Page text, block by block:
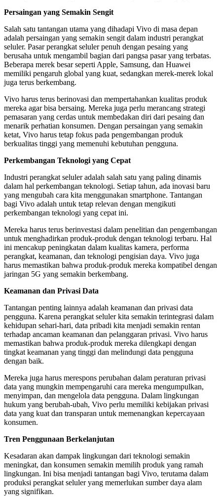
Persaingan yang Semakin Sengit
Salah satu tantangan utama yang dihadapi Vivo di masa depan
adalah persaingan yang semakin sengit dalam industri perangkat
seluler. Pasar perangkat seluler penuh dengan pesaing yang
berusaha untuk mengambil bagian dari pangsa pasar yang terbatas.
Beberapa merek besar seperti Apple, Samsung, dan Huawei
memiliki pengaruh global yang kuat, sedangkan merek-merek lokal
juga terus berkembang.
Vivo harus terus berinovasi dan mempertahankan kualitas produk
mereka agar bisa bersaing. Mereka juga perlu merancang strategi
pemasaran yang cerdas untuk membedakan diri dari pesaing dan
menarik perhatian konsumen. Dengan persaingan yang semakin
ketat, Vivo harus tetap fokus pada pengembangan produk
berkualitas tinggi yang memenuhi kebutuhan pengguna.
Perkembangan Teknologi yang Cepat
Industri perangkat seluler adalah salah satu yang paling dinamis
dalam hal perkembangan teknologi. Setiap tahun, ada inovasi baru
yang mengubah cara kita menggunakan smartphone. Tantangan
bagi Vivo adalah untuk tetap relevan dengan mengikuti
perkembangan teknologi yang cepat ini.
Mereka harus terus berinvestasi dalam penelitian dan pengembangan
untuk menghadirkan produk-produk dengan teknologi terbaru. Hal
ini mencakup peningkatan dalam kualitas kamera, performa
perangkat, keamanan, dan teknologi pengisian daya. Vivo juga
harus memastikan bahwa produk-produk mereka kompatibel dengan
jaringan 5G yang semakin berkembang.
Keamanan dan Privasi Data
Tantangan penting lainnya adalah keamanan dan privasi data
pengguna. Karena perangkat seluler kita semakin terintegrasi dalam
kehidupan sehari-hari, data pribadi kita menjadi semakin rentan
terhadap ancaman keamanan dan pelanggaran privasi. Vivo harus
memastikan bahwa produk-produk mereka dilengkapi dengan
tingkat keamanan yang tinggi dan melindungi data pengguna
dengan baik.
Mereka juga harus merespons perubahan dalam peraturan privasi
data yang mungkin mempengaruhi cara mereka mengumpulkan,
menyimpan, dan mengelola data pengguna. Dalam lingkungan
hukum yang berubah-ubah, Vivo perlu memiliki kebijakan privasi
data yang kuat dan transparan untuk memenangkan kepercayaan
konsumen.
Tren Penggunaan Berkelanjutan
Kesadaran akan dampak lingkungan dari teknologi semakin
meningkat, dan konsumen semakin memilih produk yang ramah
lingkungan. Ini bisa menjadi tantangan bagi Vivo, terutama dalam
produksi perangkat seluler yang memerlukan sumber daya alam
yang signifikan.